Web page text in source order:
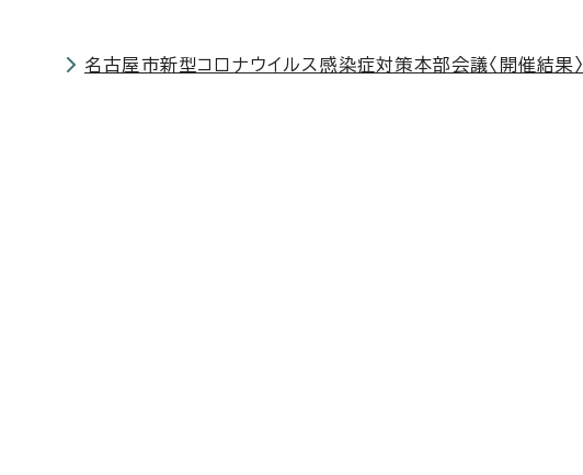
名古屋市新型コロナウイルス感染症対策本部会議〈開催結果〉